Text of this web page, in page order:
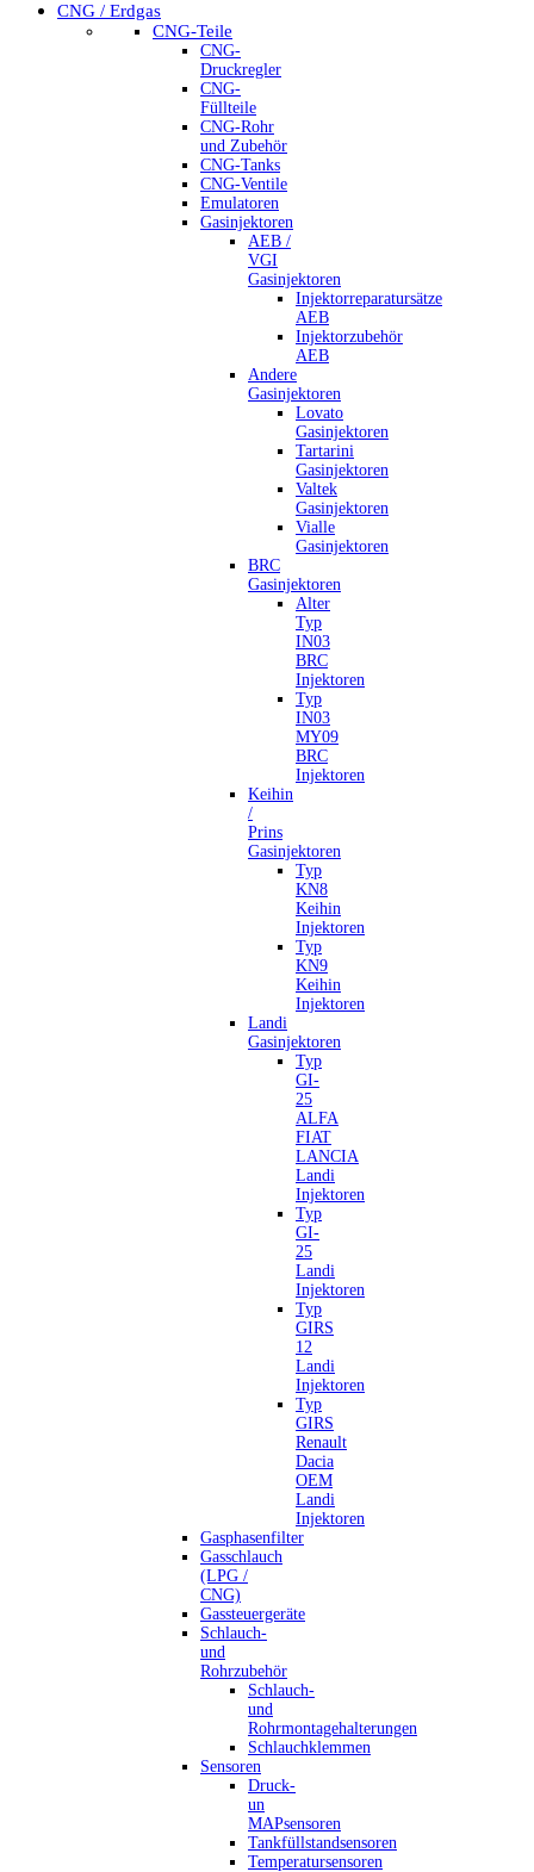
CNG / Erdgas
CNG-Teile
CNG-
Druckregler
CNG-
Füllteile
CNG-Rohr
und Zubehör
CNG-Tanks
CNG-Ventile
Emulatoren
Gasinjektoren
AEB /
VGI
Gasinjektoren
Injektorreparatursätze
AEB
Injektorzubehör
AEB
Andere
Gasinjektoren
Lovato
Gasinjektoren
Tartarini
Gasinjektoren
Valtek
Gasinjektoren
Vialle
Gasinjektoren
BRC
Gasinjektoren
Alter
Typ
IN03
BRC
Injektoren
Typ
IN03
MY09
BRC
Injektoren
Keihin
/
Prins
Gasinjektoren
Typ
KN8
Keihin
Injektoren
Typ
KN9
Keihin
Injektoren
Landi
Gasinjektoren
Typ
GI-
25
ALFA
FIAT
LANCIA
Landi
Injektoren
Typ
GI-
25
Landi
Injektoren
Typ
GIRS
12
Landi
Injektoren
Typ
GIRS
Renault
Dacia
OEM
Landi
Injektoren
Gasphasenfilter
Gasschlauch
(LPG /
CNG)
Gassteuergeräte
Schlauch-
und
Rohrzubehör
Schlauch-
und
Rohrmontagehalterungen
Schlauchklemmen
Sensoren
Druck-
un
MAPsensoren
Tankfüllstandsensoren
Temperatursensoren